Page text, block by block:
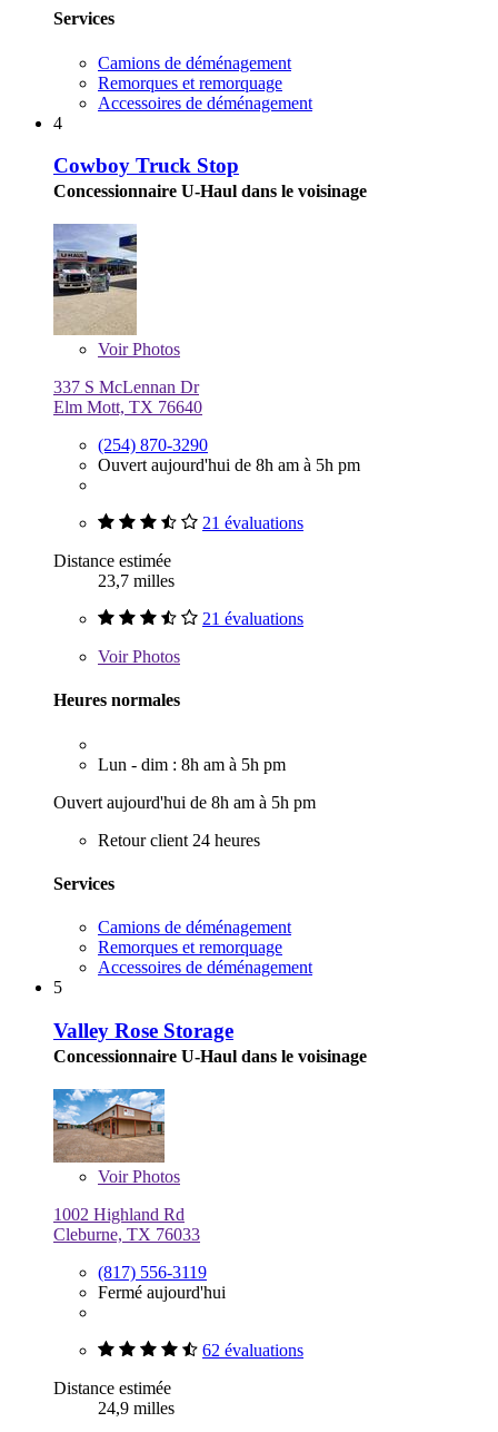
Services
Camions de déménagement
Remorques et remorquage
Accessoires de déménagement
4
Cowboy Truck Stop
Concessionnaire U-Haul dans le voisinage
VoirPhotos
337 S McLennan Dr
Elm Mott, TX 76640
(254) 870-3290
Ouvert aujourd'hui de 8h am à 5h pm
21 évaluations
Distance estimée
23,7 milles
21 évaluations
VoirPhotos
Heures normales
Lun - dim : 8h am à 5h pm
Ouvert aujourd'hui de 8h am à 5h pm
Retour client 24 heures
Services
Camions de déménagement
Remorques et remorquage
Accessoires de déménagement
5
Valley Rose Storage
Concessionnaire U-Haul dans le voisinage
VoirPhotos
1002 Highland Rd
Cleburne, TX 76033
(817) 556-3119
Fermé aujourd'hui
62 évaluations
Distance estimée
24,9 milles